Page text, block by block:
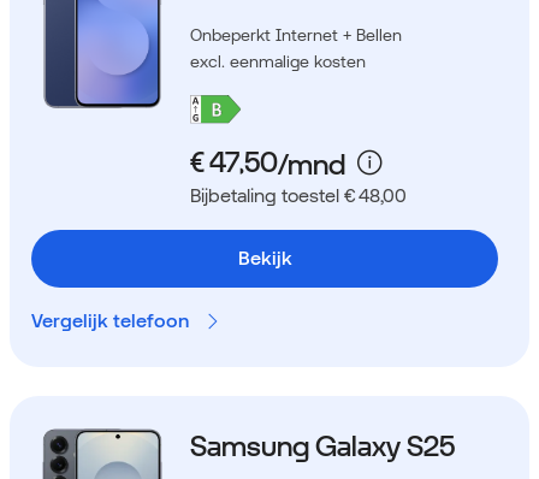
Onbeperkt Internet + Bellen
excl. eenmalige kosten
Bijbetaling toestel € 48,00
Bekijk
Vergelijk telefoon
Samsung Galaxy S25